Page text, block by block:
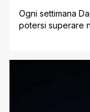
Ogni settimana
potersi superare
Watchmen per
puntualmente